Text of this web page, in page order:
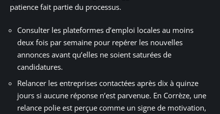
patience fait partie du processus.
Consulter les plateformes d’emploi locales au moins
deux fois par semaine pour repérer les nouvelles
annonces avant qu’elles ne soient saturées de
candidatures.
Relancer les entreprises contactées après dix à quinze
jours si aucune réponse n’est parvenue. En Corrèze, une
relance polie est perçue comme un signe de motivation,